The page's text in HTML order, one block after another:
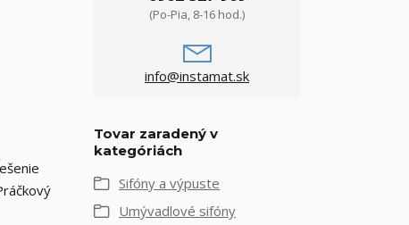
(Po-Pia, 8-16 hod.)
info@instamat.sk
Tovar zaradený v
kategóriách
Sifóny a výpuste
Umývadlové sifóny